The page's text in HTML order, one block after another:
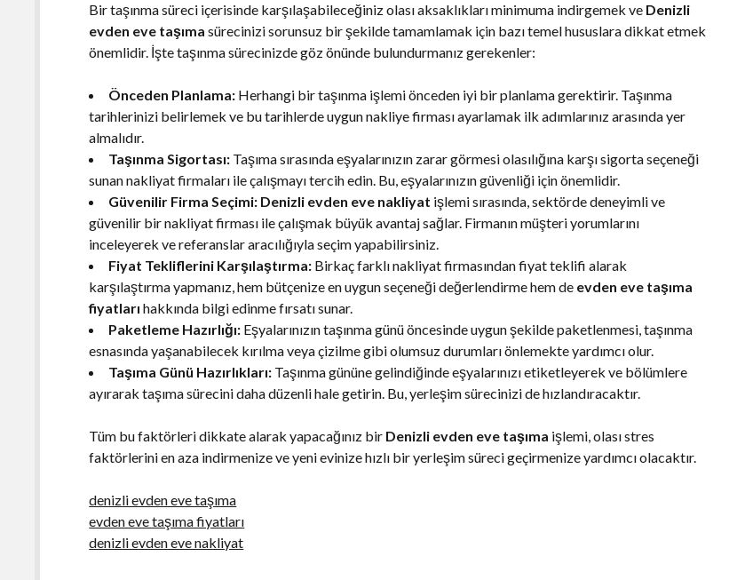
Bir taşınma süreci içerisinde karşılaşabileceğiniz olası aksaklıkları minimuma indirgemek ve Denizli
evden eve taşıma sürecinizi sorunsuz bir şekilde tamamlamak için bazı temel hususlara dikkat etmek
önemlidir. İşte taşınma sürecinizde göz önünde bulundurmanız gerekenler:
Önceden Planlama: Herhangi bir taşınma işlemi önceden iyi bir planlama gerektirir. Taşınma
tarihlerinizi belirlemek ve bu tarihlerde uygun nakliye firması ayarlamak ilk adımlarınız arasında yer
almalıdır.
Taşınma Sigortası: Taşıma sırasında eşyalarınızın zarar görmesi olasılığına karşı sigorta seçeneği
sunan nakliyat firmaları ile çalışmayı tercih edin. Bu, eşyalarınızın güvenliği için önemlidir.
Güvenilir Firma Seçimi: Denizli evden eve nakliyat işlemi sırasında, sektörde deneyimli ve
güvenilir bir nakliyat firması ile çalışmak büyük avantaj sağlar. Firmanın müşteri yorumlarını
inceleyerek ve referanslar aracılığıyla seçim yapabilirsiniz.
Fiyat Tekliflerini Karşılaştırma: Birkaç farklı nakliyat firmasından fiyat teklifi alarak
karşılaştırma yapmanız, hem bütçenize en uygun seçeneği değerlendirme hem de evden eve taşıma
fiyatları hakkında bilgi edinme fırsatı sunar.
Paketleme Hazırlığı: Eşyalarınızın taşınma günü öncesinde uygun şekilde paketlenmesi, taşınma
esnasında yaşanabilecek kırılma veya çizilme gibi olumsuz durumları önlemekte yardımcı olur.
Taşıma Günü Hazırlıkları: Taşınma gününe gelindiğinde eşyalarınızı etiketleyerek ve bölümlere
ayırarak taşıma sürecini daha düzenli hale getirin. Bu, yerleşim sürecinizi de hızlandıracaktır.
Tüm bu faktörleri dikkate alarak yapacağınız bir Denizli evden eve taşıma işlemi, olası stres
faktörlerini en aza indirmenize ve yeni evinize hızlı bir yerleşim süreci geçirmenize yardımcı olacaktır.
denizli evden eve taşıma
evden eve taşıma fiyatları
denizli evden eve nakliyat